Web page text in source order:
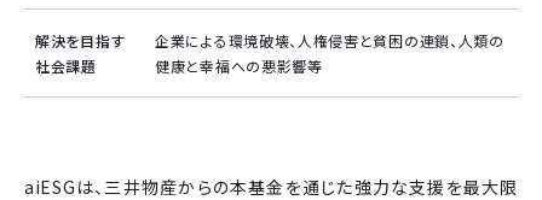
解決を目指す
社会課題
企業による環境破壊、人権侵害と貧困の連鎖、人類の
健康と幸福への悪影響等
aiESGは、三井物産からの本基金を通じた強力な支援を最大限